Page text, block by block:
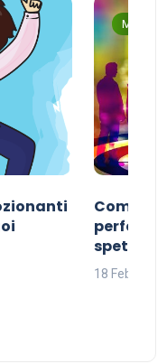
Musica
Come
perfetta
18 Febbraio